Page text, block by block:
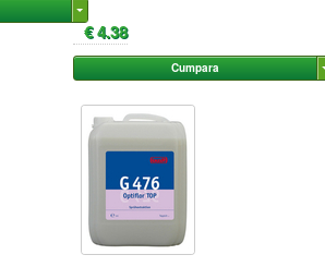
€ 4.38
Cumpara